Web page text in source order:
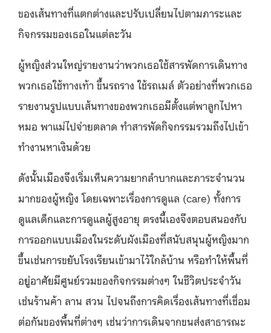
ของเส้นทางที่แตกต่างและปรับเปลี่ยนไปตามภาระและ
กิจกรรมของเธอในแต่ละวัน
ผู้หญิงส่วนใหญ่รายงานว่าพวกเธอใช้สารพัดการเดินทาง
พวกเธอใช้ทางเท้า ขึ้นรถราง ใช้รถเมล์ ตัวอย่างที่พวกเธอ
รายงานรูปแบบเส้นทางของพวกเธอมีตั้งแต่พาลูกไปหา
หมอ พาแม่ไปจ่ายตลาด ทำสารพัดกิจกรรมรวมถึงไปเข้า
ทำงานหาเงินด้วย
ดังนั้นเมืองจึงเริ่มเห็นความยากลำบากและภาระจำนวน
มากของผู้หญิง โดยเฉพาะเรื่องการดูแล (care) ทั้งการ
ดูแลเด็กและการดูแลผู้สูงอายุ ตรงนี้เองจึงตอบสนองกับ
การออกแบบเมืองในระดับผังเมืองที่สนับสนุนผู้หญิงมาก
ขึ้นเช่นการขยับโรงเรียนเข้ามาไว้ใกล้บ้าน หรือทำให้พื้นที่
อยู่อาศัยมีศูนย์รวมของกิจกรรมต่างๆ ในชีวิตประจำวัน
เช่นร้านค้า ลาน สวน ไปจนถึงการคิดเรื่องเส้นทางที่เชื่อม
ต่อกันของพื้นที่ต่างๆ เช่นว่าการเดินจากขนส่งสาธารณะ